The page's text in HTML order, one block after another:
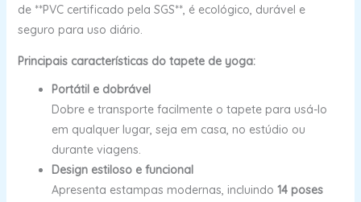
de **PVC certificado pela SGS**, é ecológico, durável e
seguro para uso diário.
Principais características do tapete de yoga:
Portátil e dobrável
Dobre e transporte facilmente o tapete para usá-lo
em qualquer lugar, seja em casa, no estúdio ou
durante viagens.
Design estiloso e funcional
Apresenta estampas modernas, incluindo 14 poses